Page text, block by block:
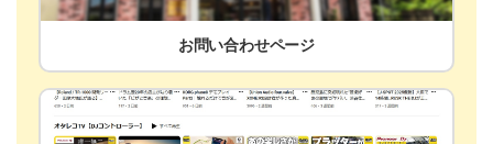
お問い合わせページ